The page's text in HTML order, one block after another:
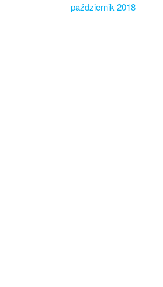
październik 2018